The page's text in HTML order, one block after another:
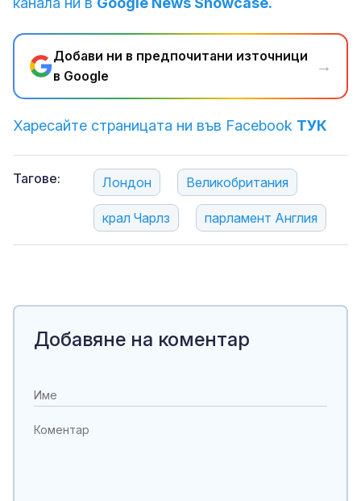
Добави ни в предпочитани източници
в Google
→
Харесайте страницата ни във Facebook ТУК
Тагове: Лондон Великобритания
крал Чарлз парламент Англия
Добавяне на коментар